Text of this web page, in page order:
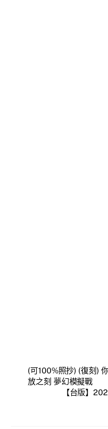
(可100%照抄) (復刻)
放之刻 夢幻模擬戰
【台版】